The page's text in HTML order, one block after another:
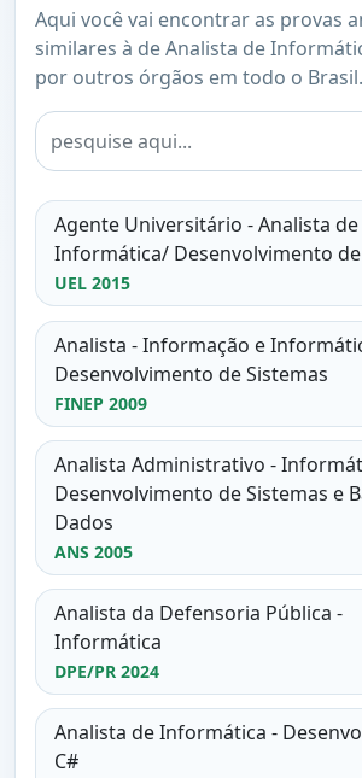
Aqui você vai encontrar as provas
similares à de Analista de
por outros órgãos em todo o Brasil.
Agente Universitário - Analista de
Informática/ Desenvolvimento de
UEL 2015
Analista - Informação e
Desenvolvimento de Sistemas
FINEP 2009
Analista Administrativo -
Desenvolvimento de Sistemas e
Dados
ANS 2005
Analista da Defensoria Pública -
Informática
DPE/PR 2024
Analista de Informática -
C#